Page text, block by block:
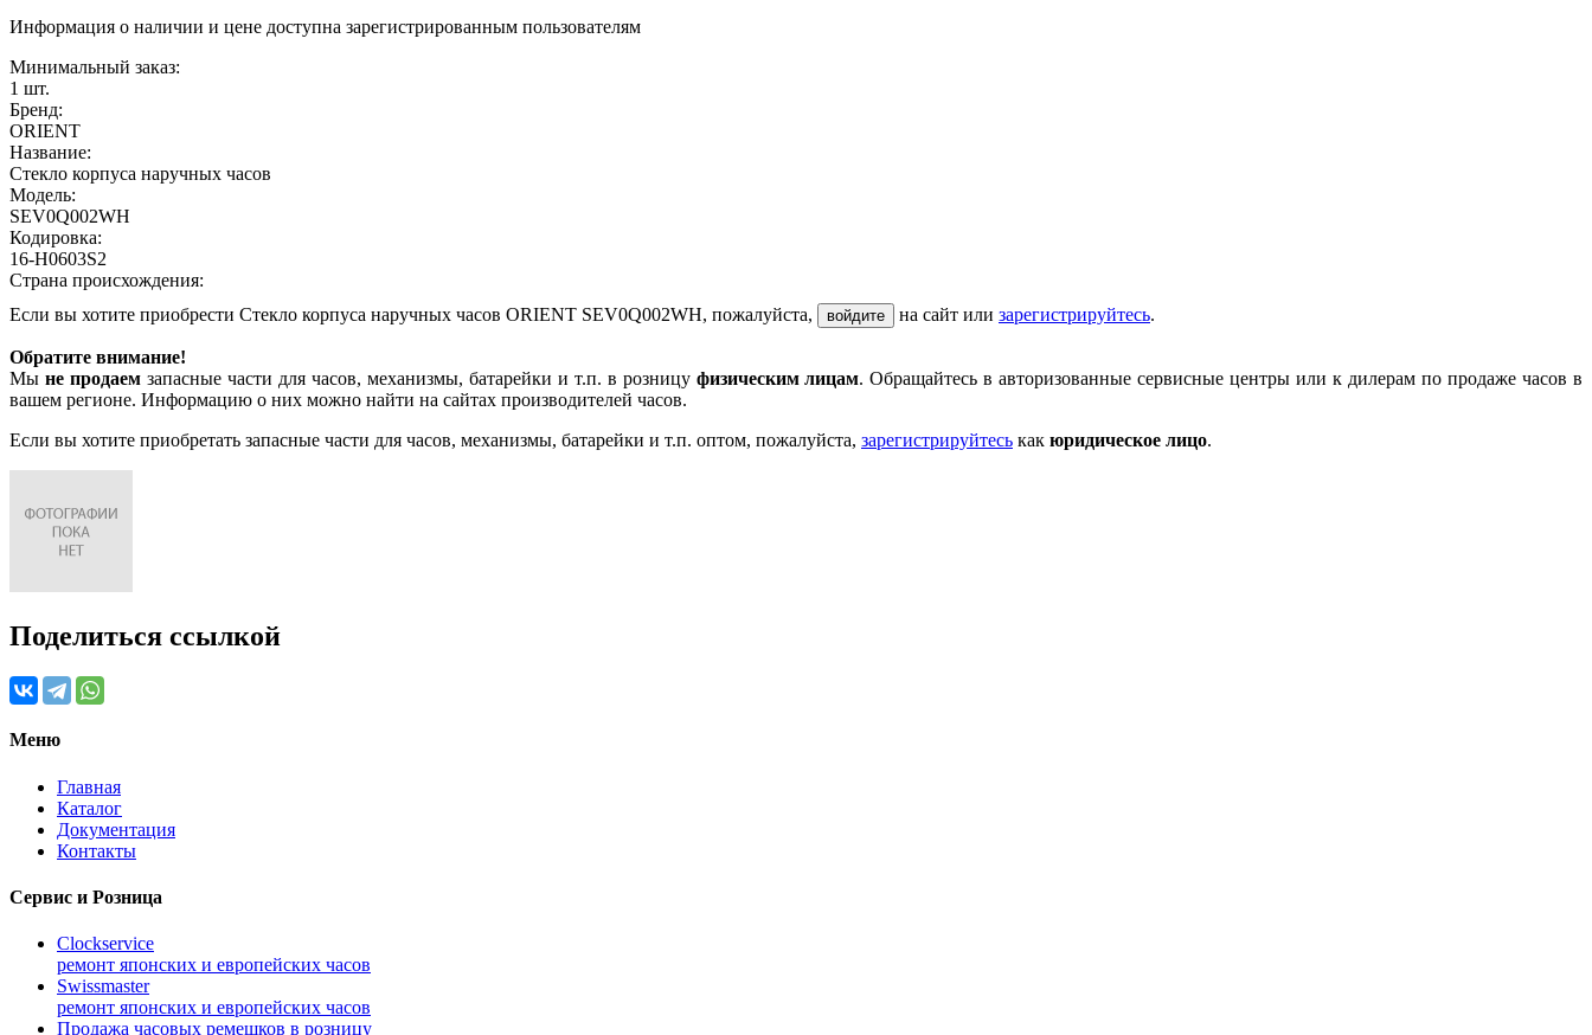
Информация о наличии и цене доступна зарегистрированным пользователям
Минимальный заказ:
1 шт.
Бренд:
ORIENT
Название:
Стекло корпуса наручных часов
Модель:
SEV0Q002WH
Кодировка:
16-H0603S2
Страна происхождения:
Если вы хотите приобрести Стекло корпуса наручных часов ORIENT SEV0Q002WH, пожалуйста,
войдите на сайт или зарегистрируйтесь.
Обратите внимание!
Мы не продаемзапасные части для часов, механизмы, батарейки и т.п. в розницу физическим лицам. Обращайтесь в авторизованные сервисные центры или к дилерам по продаже часов в
вашем регионе. Информацию о них можно найти на сайтах производителей часов.
Если вы хотите приобретать запасные части для часов, механизмы, батарейки и т.п. оптом, пожалуйста, зарегистрируйтесь как юридическое лицо.
Поделиться ссылкой
Меню
Главная
Каталог
Документация
Контакты
Сервис и Розница
Clockservice
ремонт японских и европейских часов
Swissmaster
ремонт японских и европейских часов
Продажа часовых ремешков в розницу